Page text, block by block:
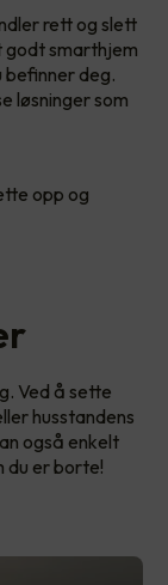
rett og slett
godt smarthjem
befinner deg.
løsninger som
opp og
Ved å sette
husstandens
også enkelt
du er borte!